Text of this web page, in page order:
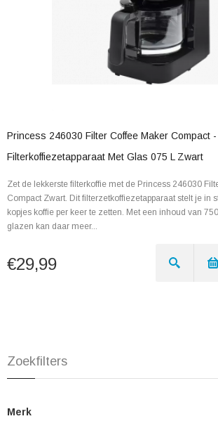
Princess 246030 Filter Coffee Maker Compact -
Filterkoffiezetapparaat Met Glas 075 L Zwart
Zet de lekkerste filterkoffie met de Princess 246030
Compact Zwart. Dit filterzetkoffiezetapparaat stelt je in
kopjes koffie per keer te zetten. Met een inhoud van
glazen kan daar meer...
€29,99
Zoekfilters
Merk